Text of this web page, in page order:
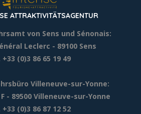
ATTRAKTIVITÄTSAGENTUR
von Sens und Sénonais:
Leclerc - 89100 Sens
+33 (0)3 86 65 19 49
Villeneuve-sur-Yonne:
- 89500 Villeneuve-sur-Yonne
+33 (0)3 86 87 12 52